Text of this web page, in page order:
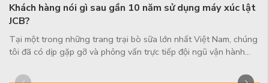
Khách hàng nói gì sau gần 10 năm sử dụng máy xúc lật
JCB?
Tại một trong những trang trại bò sữa lớn nhất Việt Nam, chúng
tôi đã có dịp gặp gỡ và phỏng vấn trực tiếp đội ngũ vận hành